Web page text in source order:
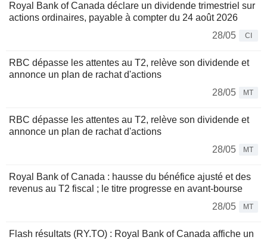
Royal Bank of Canada déclare un dividende trimestriel sur
actions ordinaires, payable à compter du 24 août 2026
28/05
CI
RBC dépasse les attentes au T2, relève son dividende et
annonce un plan de rachat d'actions
28/05
MT
RBC dépasse les attentes au T2, relève son dividende et
annonce un plan de rachat d'actions
28/05
MT
Royal Bank of Canada : hausse du bénéfice ajusté et des
revenus au T2 fiscal ; le titre progresse en avant-bourse
28/05
MT
Flash résultats (RY.TO) : Royal Bank of Canada affiche un